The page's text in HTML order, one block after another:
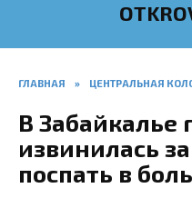
ГЛАВНАЯ » ЦЕНТРАЛЬНАЯ
В Забайкалье
извинилась
поспать в